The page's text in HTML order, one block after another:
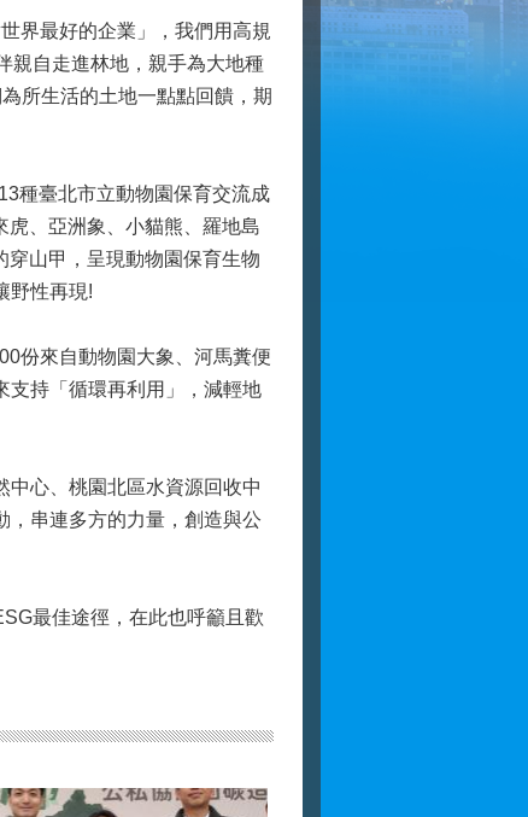
界最好的企業」，我們用高規
親自走進林地，親手為大地種
所生活的土地一點點回饋，期
種臺北市立動物園保育交流成
、亞洲象、小貓熊、羅地島
山甲，呈現動物園保育生物
野性再現!
份來自動物園大象、河馬糞便
支持「循環再利用」，減輕地
心、桃園北區水資源回收中
，串連多方的力量，創造與公
最佳途徑，在此也呼籲且歡